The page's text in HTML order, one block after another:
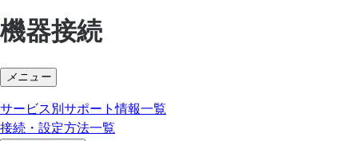
フレッツ 光ネクスト ファミリータイプ機器接続方法
機器接続
メニュー
サービス別サポート情報一覧
接続・設定方法一覧